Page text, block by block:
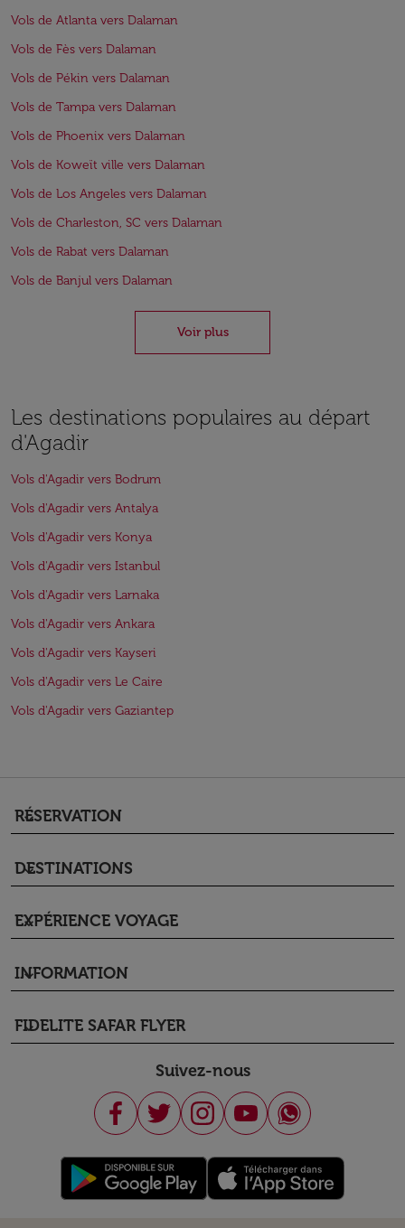
Vols de Atlanta vers Dalaman
Vols de Fès vers Dalaman
Vols de Pékin vers Dalaman
Vols de Tampa vers Dalaman
Vols de Phoenix vers Dalaman
Vols de Koweït ville vers Dalaman
Vols de Los Angeles vers Dalaman
Vols de Charleston, SC vers Dalaman
Vols de Rabat vers Dalaman
Vols de Banjul vers Dalaman
Voir plus
Les destinations populaires au départ
d'Agadir
Vols d'Agadir vers Bodrum
Vols d'Agadir vers Antalya
Vols d'Agadir vers Konya
Vols d'Agadir vers Istanbul
Vols d'Agadir vers Larnaka
Vols d'Agadir vers Ankara
Vols d'Agadir vers Kayseri
Vols d'Agadir vers Le Caire
Vols d'Agadir vers Gaziantep
RÉSERVATION
keyboard_arrow_down
DESTINATIONS
keyboard_arrow_down
EXPÉRIENCE VOYAGE
keyboard_arrow_down
INFORMATION
keyboard_arrow_down
FIDELITE SAFAR FLYER
keyboard_arrow_down
Suivez-nous